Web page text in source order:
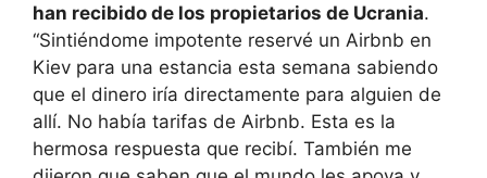
han recibido de los propietarios de Ucrania.
“Sintiéndome impotente reservé un Airbnb en
Kiev para una estancia esta semana sabiendo
que el dinero iría directamente para alguien de
allí. No había tarifas de Airbnb. Esta es la
hermosa respuesta que recibí. También me